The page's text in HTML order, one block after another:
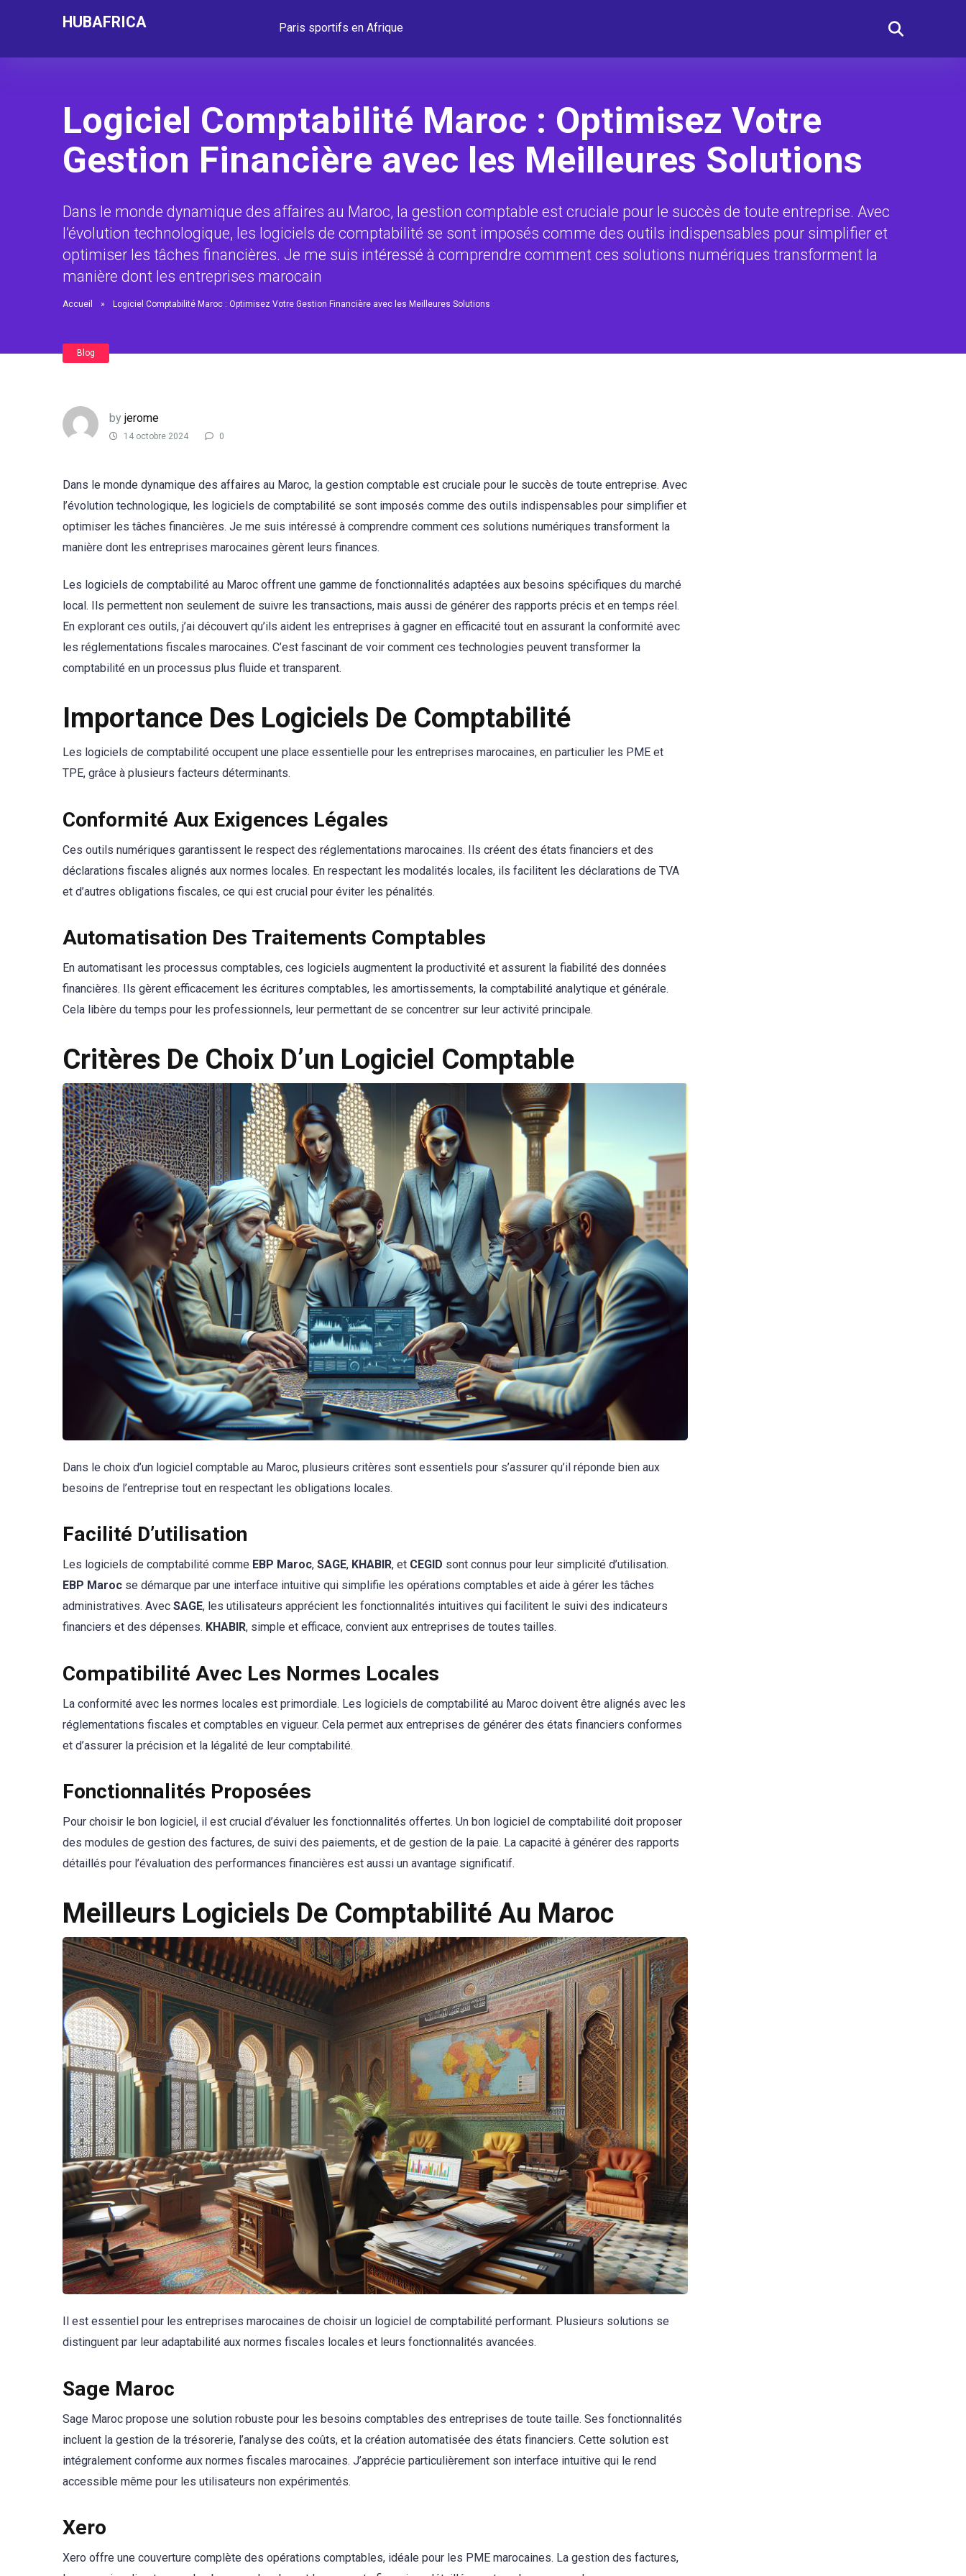
HUBAFRICA Paris sportifs en Afrique
Logiciel Comptabilité Maroc : Optimisez Votre
Gestion Financière avec les Meilleures Solutions
Dans le monde dynamique des affaires au Maroc, la gestion comptable est cruciale pour le succès de toute entreprise. Avec
l’évolution technologique, les logiciels de comptabilité se sont imposés comme des outils indispensables pour simplifier et
optimiser les tâches financières. Je me suis intéressé à comprendre comment ces solutions numériques transforment la
manière dont les entreprises marocain
Accueil » Logiciel Comptabilité Maroc : Optimisez Votre Gestion Financière avec les Meilleures Solutions
Blog
by jerome
14 octobre 2024 0
Dans le monde dynamique des affaires au Maroc, la gestion comptable est cruciale pour le succès de toute entreprise. Avec
l’évolution technologique, les logiciels de comptabilité se sont imposés comme des outils indispensables pour simplifier et
optimiser les tâches financières. Je me suis intéressé à comprendre comment ces solutions numériques transforment la
manière dont les entreprises marocaines gèrent leurs finances.
Les logiciels de comptabilité au Maroc offrent une gamme de fonctionnalités adaptées aux besoins spécifiques du marché
local. Ils permettent non seulement de suivre les transactions, mais aussi de générer des rapports précis et en temps réel.
En explorant ces outils, j’ai découvert qu’ils aident les entreprises à gagner en efficacité tout en assurant la conformité avec
les réglementations fiscales marocaines. C’est fascinant de voir comment ces technologies peuvent transformer la
comptabilité en un processus plus fluide et transparent.
Importance Des Logiciels De Comptabilité
Les logiciels de comptabilité occupent une place essentielle pour les entreprises marocaines, en particulier les PME et
TPE, grâce à plusieurs facteurs déterminants.
Conformité Aux Exigences Légales
Ces outils numériques garantissent le respect des réglementations marocaines. Ils créent des états financiers et des
déclarations fiscales alignés aux normes locales. En respectant les modalités locales, ils facilitent les déclarations de TVA
et d’autres obligations fiscales, ce qui est crucial pour éviter les pénalités.
Automatisation Des Traitements Comptables
En automatisant les processus comptables, ces logiciels augmentent la productivité et assurent la fiabilité des données
financières. Ils gèrent efficacement les écritures comptables, les amortissements, la comptabilité analytique et générale.
Cela libère du temps pour les professionnels, leur permettant de se concentrer sur leur activité principale.
Critères De Choix D’un Logiciel Comptable
Dans le choix d’un logiciel comptable au Maroc, plusieurs critères sont essentiels pour s’assurer qu’il réponde bien aux
besoins de l’entreprise tout en respectant les obligations locales.
Facilité D’utilisation
Les logiciels de comptabilité comme EBP Maroc, SAGE, KHABIR, et CEGID sont connus pour leur simplicité d’utilisation.
EBP Maroc se démarque par une interface intuitive qui simplifie les opérations comptables et aide à gérer les tâches
administratives. Avec SAGE, les utilisateurs apprécient les fonctionnalités intuitives qui facilitent le suivi des indicateurs
financiers et des dépenses. KHABIR, simple et efficace, convient aux entreprises de toutes tailles.
Compatibilité Avec Les Normes Locales
La conformité avec les normes locales est primordiale. Les logiciels de comptabilité au Maroc doivent être alignés avec les
réglementations fiscales et comptables en vigueur. Cela permet aux entreprises de générer des états financiers conformes
et d’assurer la précision et la légalité de leur comptabilité.
Fonctionnalités Proposées
Pour choisir le bon logiciel, il est crucial d’évaluer les fonctionnalités offertes. Un bon logiciel de comptabilité doit proposer
des modules de gestion des factures, de suivi des paiements, et de gestion de la paie. La capacité à générer des rapports
détaillés pour l’évaluation des performances financières est aussi un avantage significatif.
Meilleurs Logiciels De Comptabilité Au Maroc
Il est essentiel pour les entreprises marocaines de choisir un logiciel de comptabilité performant. Plusieurs solutions se
distinguent par leur adaptabilité aux normes fiscales locales et leurs fonctionnalités avancées.
Sage Maroc
Sage Maroc propose une solution robuste pour les besoins comptables des entreprises de toute taille. Ses fonctionnalités
incluent la gestion de la trésorerie, l’analyse des coûts, et la création automatisée des états financiers. Cette solution est
intégralement conforme aux normes fiscales marocaines. J’apprécie particulièrement son interface intuitive qui le rend
accessible même pour les utilisateurs non expérimentés.
Xero
Xero offre une couverture complète des opérations comptables, idéale pour les PME marocaines. La gestion des factures,